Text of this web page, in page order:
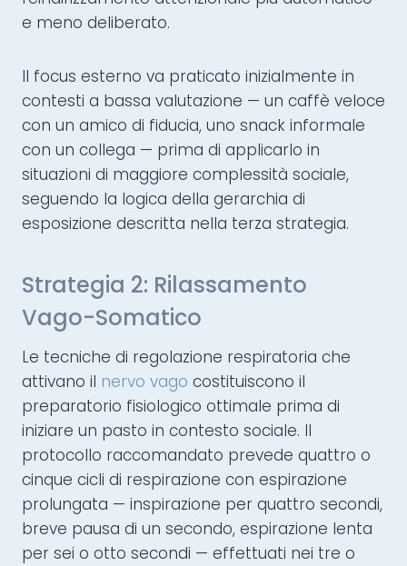
e meno deliberato.
Il focus esterno va praticato inizialmente in
contesti a bassa valutazione — un caffè veloce
con un amico di fiducia, uno snack informale
con un collega — prima di applicarlo in
situazioni di maggiore complessità sociale,
seguendo la logica della gerarchia di
esposizione descritta nella terza strategia.
Strategia 2: Rilassamento
Vago-Somatico
Le tecniche di regolazione respiratoria che
attivano il nervo vago costituiscono il
preparatorio fisiologico ottimale prima di
iniziare un pasto in contesto sociale. Il
protocollo raccomandato prevede quattro o
cinque cicli di respirazione con espirazione
prolungata — inspirazione per quattro secondi,
breve pausa di un secondo, espirazione lenta
per sei o otto secondi — effettuati nei tre o